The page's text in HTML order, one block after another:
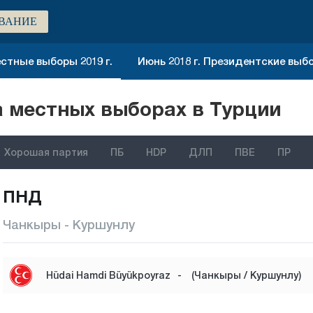
выборы 2019 г. Июнь 2018 г. Президентские
выборах в Турции
Хорошая партия ПБ HDP ДЛП ПВЕ ПР
ПНД
Чанкыры - Куршунлу
Hüdai Hamdi Büyükpoyraz - (Чанкыры / Куршунлу)